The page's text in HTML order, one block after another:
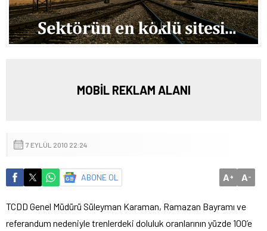
MOBİL REKLAM ALANI
7 EYLÜL 2010 22:24
ABONE OL A+ A-
TCDD Genel Müdürü Süleyman Karaman, Ramazan Bayramı ve
referandum nedeniyle trenlerdeki doluluk oranlarının yüzde 100’e